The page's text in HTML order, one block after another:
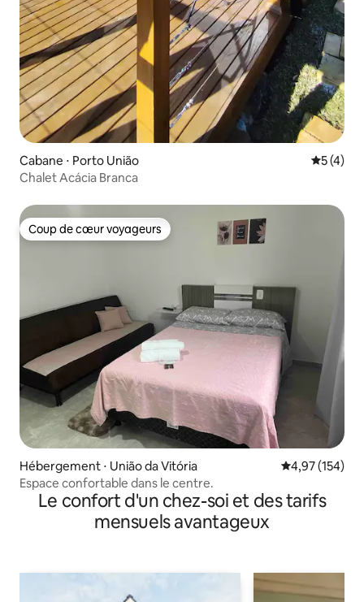
Cabane ⋅ Porto União
5 (4)
Chalet Acácia Branca
Coup de cœur voyageurs
Coup de cœur voyageurs
Hébergement ⋅ União da Vitória Évaluation
4,97 (154)
Espace confortable dans le centre.
Le confort d'un chez-soi et des tarifs
mensuels avantageux